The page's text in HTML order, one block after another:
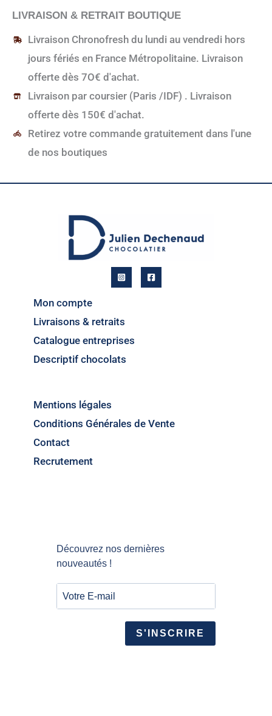
Carte
cadeau
LIVRAISON & RETRAIT BOUTIQUE
Livraison Chronofresh du lundi au vendredi hors
jours fériés en France Métropolitaine. Livraison
offerte dès 7O€ d'achat.
Livraison par coursier (Paris /IDF) . Livraison
offerte dès 150€ d'achat.
Retirez votre commande gratuitement dans l'une
de nos boutiques
Mon compte
Livraisons & retraits
Catalogue entreprises
Descriptif chocolats
Mentions légales
Conditions Générales de Vente
Contact
Recrutement
Découvrez nos dernières
nouveautés !
S'INSCRIRE